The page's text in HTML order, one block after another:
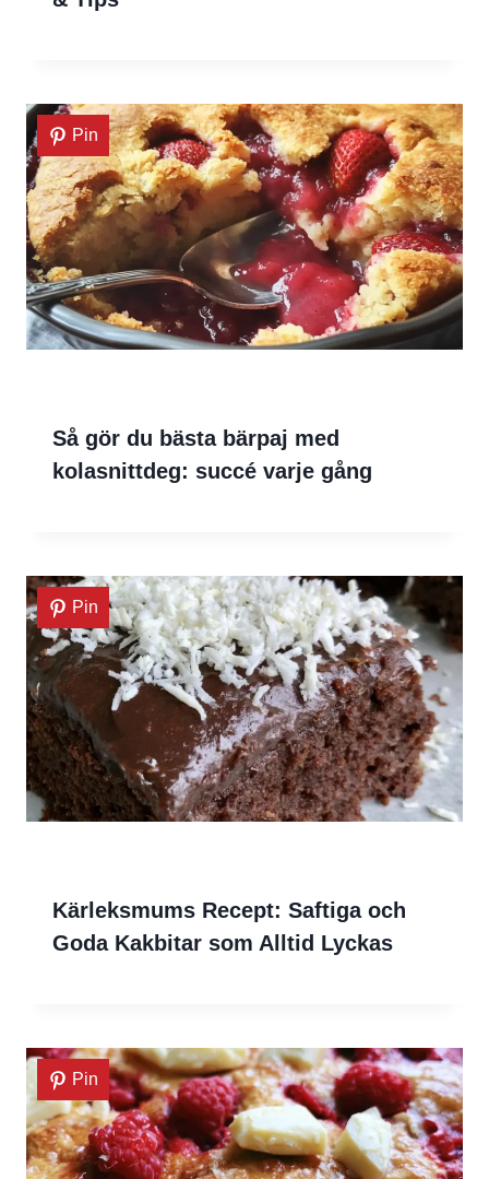
Pin
Så gör du bästa bärpaj med
kolasnittdeg: succé varje gång
Pin
Kärleksmums Recept: Saftiga och
Goda Kakbitar som Alltid Lyckas
Pin